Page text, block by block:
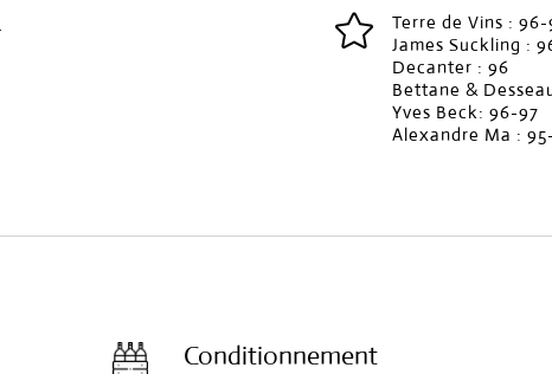

Terre de Vins : 96-
James Suckling :
Decanter : 96
Bettane &
Yves Beck: 96-97
Alexandre Ma :
Conditionnement